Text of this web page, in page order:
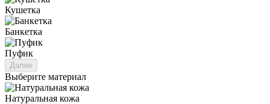
Кушетка
Банкетка
Пуфик
Далее
Выберите материал
Натуральная кожа